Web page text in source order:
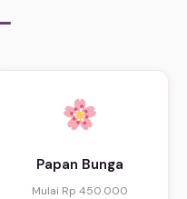
Papan Bunga
Mulai Rp 450.000